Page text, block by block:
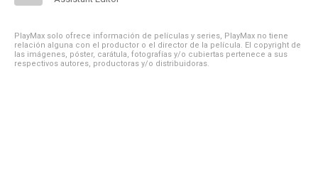
PlayMax solo ofrece información de películas y series, PlayMax no tiene
relación alguna con el productor o el director de la película. El copyright de
las imágenes, póster, carátula, fotografías y/o cubiertas pertenece a sus
respectivos autores, productoras y/o distribuidoras.